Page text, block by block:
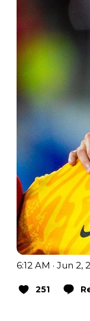
6:12 AM · Jun 2,
251